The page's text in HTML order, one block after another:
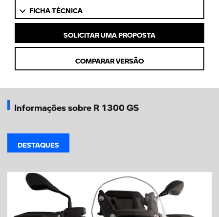
FICHA TÉCNICA
SOLICITAR UMA PROPOSTA
COMPARAR VERSÃO
Informações sobre R 1300 GS
DESTAQUES